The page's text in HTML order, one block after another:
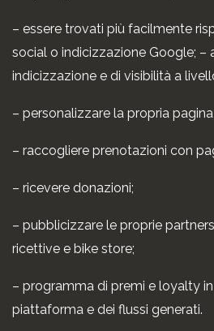
– essere trovati più facilmente
social o indicizzazione Google; –
indicizzazione e di visibilità a
– personalizzare la propria
– raccogliere prenotazioni con
– ricevere donazioni;
– pubblicizzare le proprie
ricettive e bike store;
– programma di premi e loyalty
piattaforma e dei flussi generati.